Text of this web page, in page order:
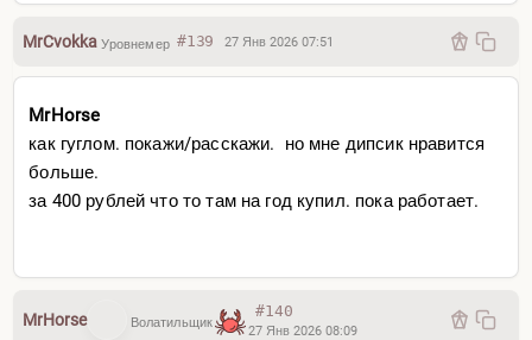
MrCvokkaУровнемер #139 27 Янв 2026 07:51
MrHorse
как гуглом. покажи/расскажи. но мне дипсик нравится
больше.
за 400 рублей что то там на год купил. пока работает.
MrHorse Волатильщик
#140
27 Янв 2026 08:09